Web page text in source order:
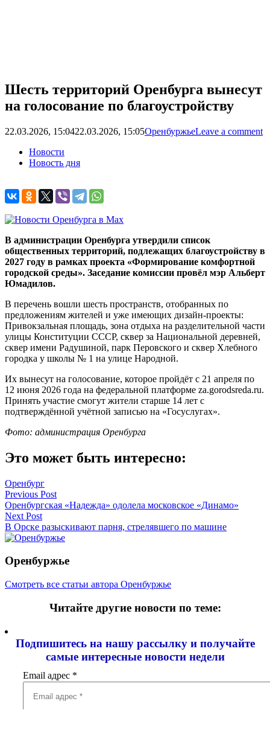
Шесть территорий Оренбурга вынесут
на голосование по благоустройству
22.03.2026, 15:0422.03.2026, 15:05ОренбуржьеLeave a comment
Новости
Новость дня
В администрации Оренбурга утвердили список
общественных территорий, подлежащих благоустройству в
2027 году в рамках проекта «Формирование комфортной
городской среды». Заседание комиссии провёл мэр Альберт
Юмадилов.
В перечень вошли шесть пространств, отобранных по
предложениям жителей и уже имеющих дизайн-проекты:
Привокзальная площадь, зона отдыха на разделительной части
улицы Конституции СССР, сквер за Национальной деревней,
сквер имени Радушиной, парк Перовского и сквер Хлебного
городка у школы № 1 на улице Народной.
Их вынесут на голосование, которое пройдёт с 21 апреля по
12 июня 2026 года на федеральной платформе za.gorodsreda.ru.
Принять участие смогут жители старше 14 лет с
подтверждённой учётной записью на «Госуслугах».
Фото: администрация Оренбурга
Это может быть интересно:
Оренбург
Навигация
по
записям
Previous Post
Оренбургская «Надежда» одолела московское «Динамо»
Next Post
В Орске разыскивают парня, стрелявшего по машине
Оренбуржье
Смотреть все статьи автора Оренбуржье
Читайте другие новости по теме:
Подпишитесь на нашу рассылку и получайте
самые интересные новости недели
Email адрес *